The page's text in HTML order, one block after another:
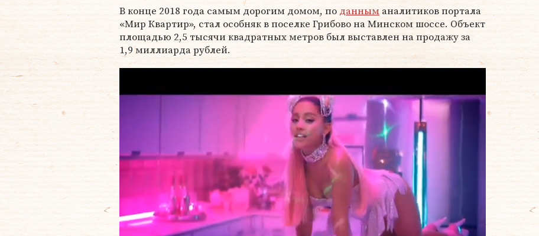
В конце 2018 года самым дорогим домом, поданныманалитиков портала
«Мир Квартир», стал особняк в поселке Грибово на Минском шоссе. Объект
площадью 2,5 тысячи квадратных метров был выставлен на продажу за
1,9 миллиарда рублей.